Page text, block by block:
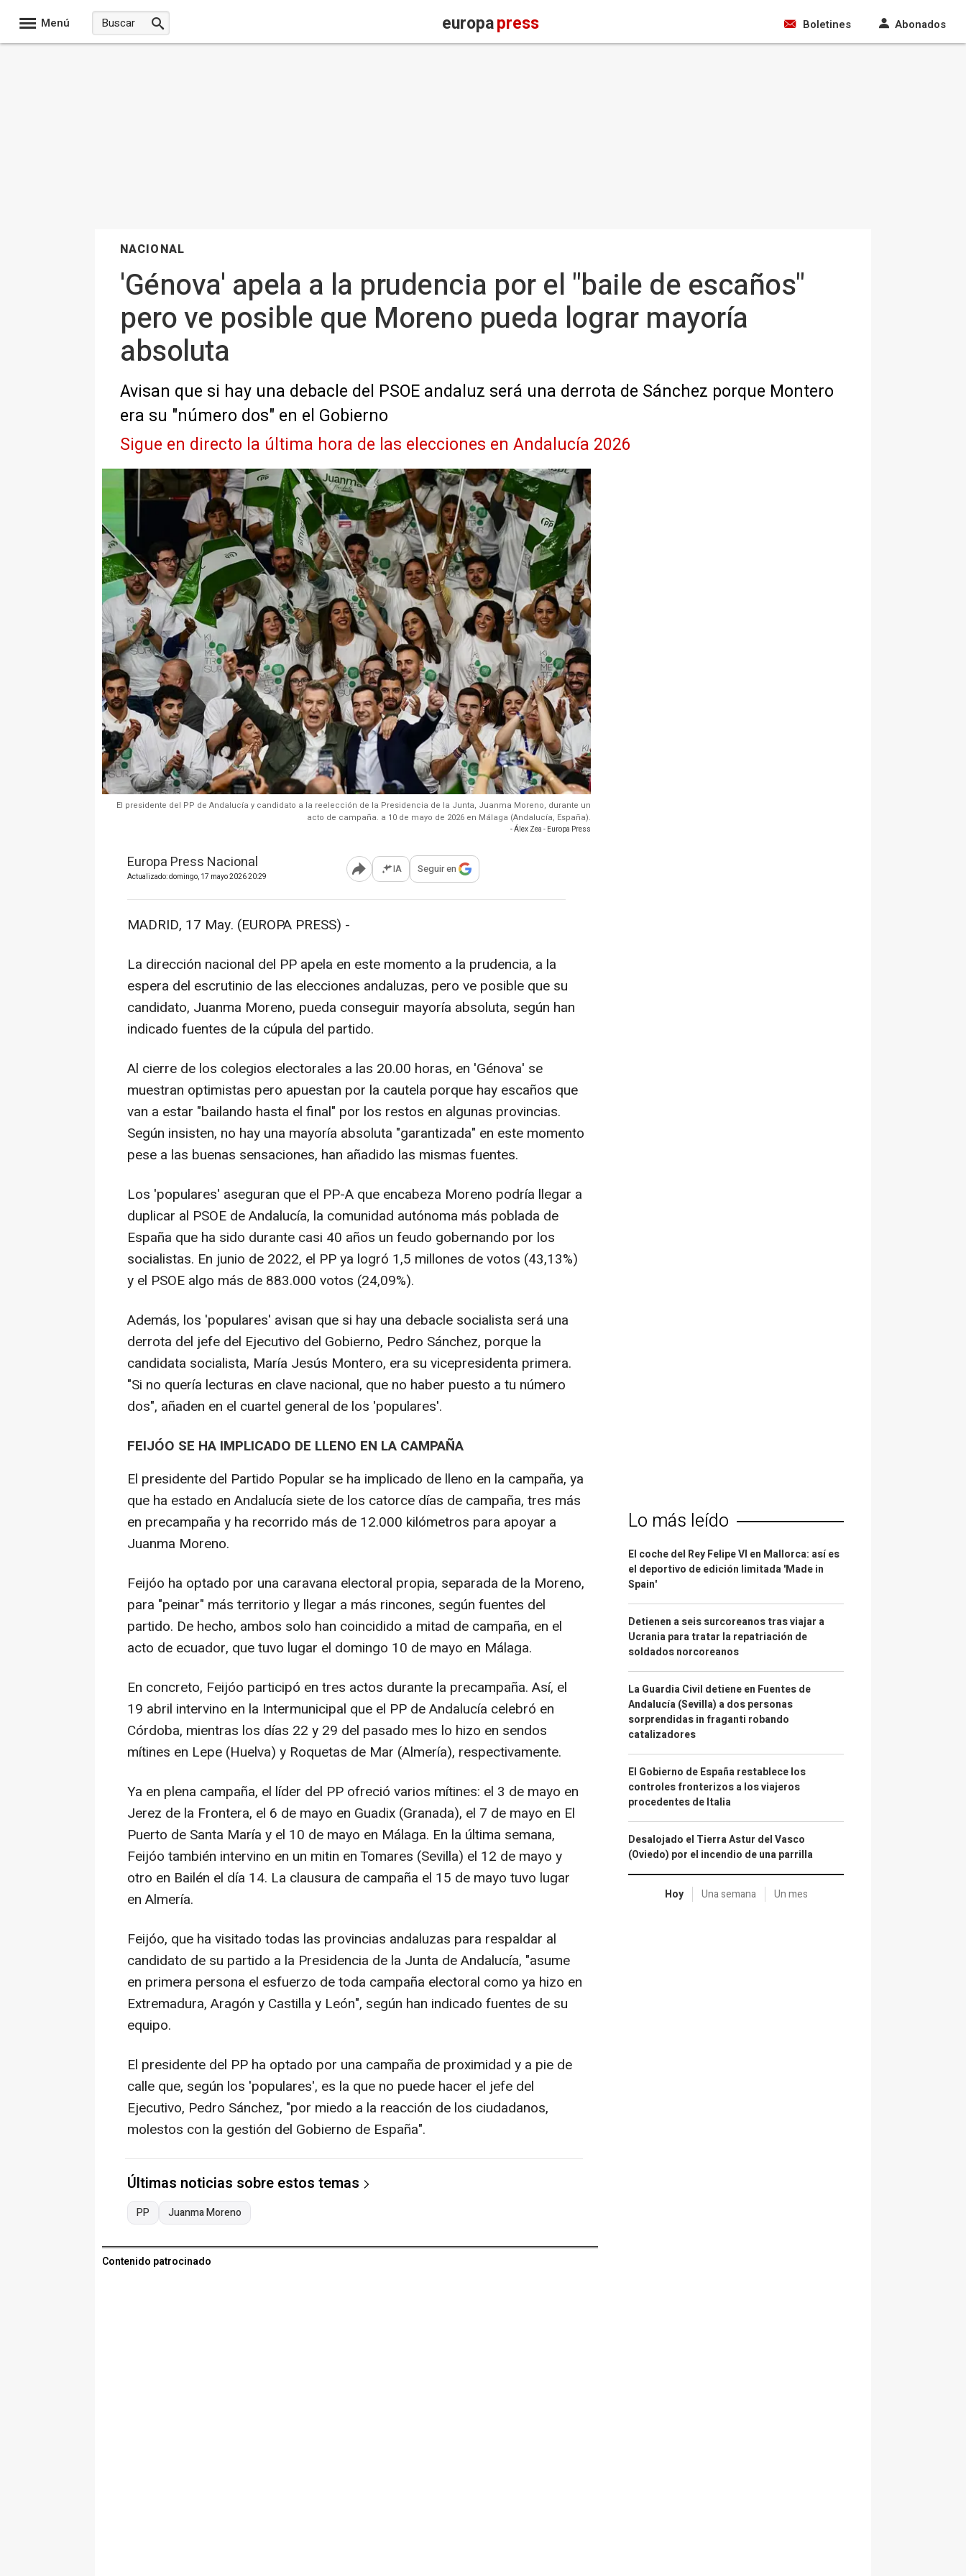
Menú europapress Boletines Abonados
NACIONAL
'Génova' apela a la prudencia por el "baile de escaños"
pero ve posible que Moreno pueda lograr mayoría
absoluta
Avisan que si hay una debacle del PSOE andaluz será una derrota de Sánchez porque Montero
era su "número dos" en el Gobierno
Sigue en directo la última hora de las elecciones en Andalucía 2026
El presidente del PP de Andalucía y candidato a la reelección de la Presidencia de la Junta, Juanma Moreno, durante un
acto de campaña. a 10 de mayo de 2026 en Málaga (Andalucía, España).
- Álex Zea - Europa Press
Europa Press Nacional
Actualizado: domingo, 17 mayo 2026 20:29 Abrir opciones para compartir
IA Seguir en
MADRID, 17 May. (EUROPA PRESS) -
La dirección nacional del PP apela en este momento a la prudencia, a la
espera del escrutinio de las elecciones andaluzas, pero ve posible que su
candidato, Juanma Moreno, pueda conseguir mayoría absoluta, según han
indicado fuentes de la cúpula del partido.
Al cierre de los colegios electorales a las 20.00 horas, en 'Génova' se
muestran optimistas pero apuestan por la cautela porque hay escaños que
van a estar "bailando hasta el final" por los restos en algunas provincias.
Según insisten, no hay una mayoría absoluta "garantizada" en este momento
pese a las buenas sensaciones, han añadido las mismas fuentes.
Los 'populares' aseguran que el PP-A que encabeza Moreno podría llegar a
duplicar al PSOE de Andalucía, la comunidad autónoma más poblada de
España que ha sido durante casi 40 años un feudo gobernando por los
socialistas. En junio de 2022, el PP ya logró 1,5 millones de votos (43,13%)
y el PSOE algo más de 883.000 votos (24,09%).
Además, los 'populares' avisan que si hay una debacle socialista será una
derrota del jefe del Ejecutivo del Gobierno, Pedro Sánchez, porque la
candidata socialista, María Jesús Montero, era su vicepresidenta primera.
"Si no quería lecturas en clave nacional, que no haber puesto a tu número
dos", añaden en el cuartel general de los 'populares'.
FEIJÓO SE HA IMPLICADO DE LLENO EN LA CAMPAÑA
El presidente del Partido Popular se ha implicado de lleno en la campaña, ya
que ha estado en Andalucía siete de los catorce días de campaña, tres más
en precampaña y ha recorrido más de 12.000 kilómetros para apoyar a
Juanma Moreno.
Feijóo ha optado por una caravana electoral propia, separada de la Moreno,
para "peinar" más territorio y llegar a más rincones, según fuentes del
partido. De hecho, ambos solo han coincidido a mitad de campaña, en el
acto de ecuador, que tuvo lugar el domingo 10 de mayo en Málaga.
En concreto, Feijóo participó en tres actos durante la precampaña. Así, el
19 abril intervino en la Intermunicipal que el PP de Andalucía celebró en
Córdoba, mientras los días 22 y 29 del pasado mes lo hizo en sendos
mítines en Lepe (Huelva) y Roquetas de Mar (Almería), respectivamente.
Ya en plena campaña, el líder del PP ofreció varios mítines: el 3 de mayo en
Jerez de la Frontera, el 6 de mayo en Guadix (Granada), el 7 de mayo en El
Puerto de Santa María y el 10 de mayo en Málaga. En la última semana,
Feijóo también intervino en un mitin en Tomares (Sevilla) el 12 de mayo y
otro en Bailén el día 14. La clausura de campaña el 15 de mayo tuvo lugar
en Almería.
Feijóo, que ha visitado todas las provincias andaluzas para respaldar al
candidato de su partido a la Presidencia de la Junta de Andalucía, "asume
en primera persona el esfuerzo de toda campaña electoral como ya hizo en
Extremadura, Aragón y Castilla y León", según han indicado fuentes de su
equipo.
El presidente del PP ha optado por una campaña de proximidad y a pie de
calle que, según los 'populares', es la que no puede hacer el jefe del
Ejecutivo, Pedro Sánchez, "por miedo a la reacción de los ciudadanos,
molestos con la gestión del Gobierno de España".
Últimas noticias sobre estos temas
PP Juanma Moreno
Contenido patrocinado
Lo más leído
El coche del Rey Felipe VI en Mallorca: así es
el deportivo de edición limitada 'Made in
Spain'
Detienen a seis surcoreanos tras viajar a
Ucrania para tratar la repatriación de
soldados norcoreanos
La Guardia Civil detiene en Fuentes de
Andalucía (Sevilla) a dos personas
sorprendidas in fraganti robando
catalizadores
El Gobierno de España restablece los
controles fronterizos a los viajeros
procedentes de Italia
Desalojado el Tierra Astur del Vasco
(Oviedo) por el incendio de una parrilla
Hoy Una semana Un mes